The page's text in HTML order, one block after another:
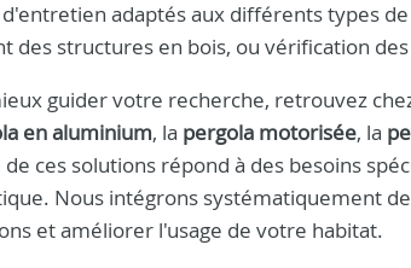
adaptés aux différents types
structures en bois, ou vérification
guider votre recherche, retrouvez
en aluminium, la pergola motorisée, la
de ces solutions répond à des besoins
Nous intégrons systématiquement
et améliorer l'usage de votre habitat.